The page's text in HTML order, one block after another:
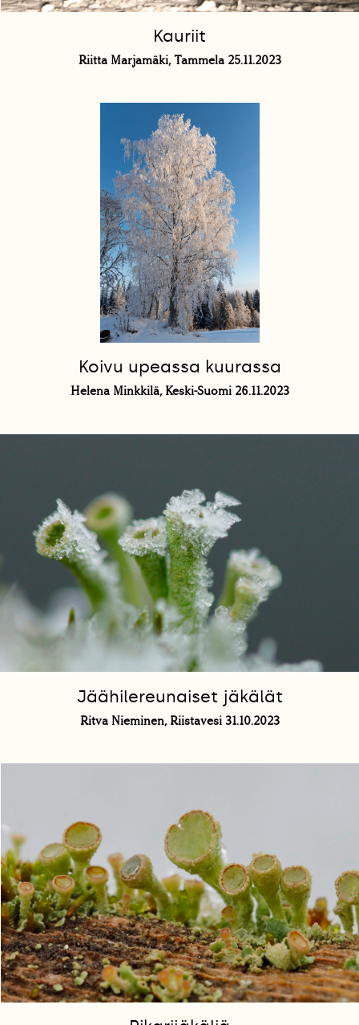
Kauriit
Riitta Marjamäki, Tammela 25.11.2023
Koivu upeassa kuurassa
Helena Minkkilä, Keski-Suomi 26.11.2023
Jäähilereunaiset jäkälät
Ritva Nieminen, Riistavesi 31.10.2023